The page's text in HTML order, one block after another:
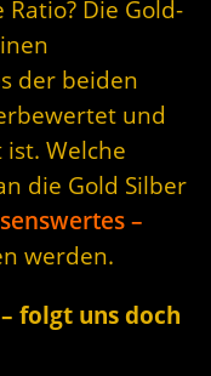
Die Gold-
der beiden
und
Welche
die Gold Silber
–
werden.
folgt uns doch